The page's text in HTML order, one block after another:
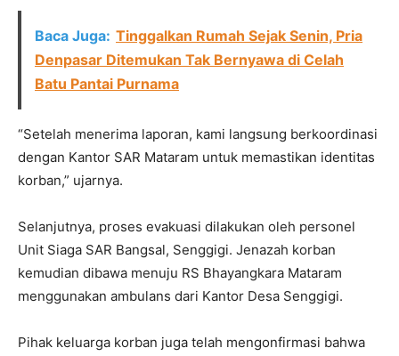
Baca Juga: Tinggalkan Rumah Sejak Senin, Pria
Denpasar Ditemukan Tak Bernyawa di Celah
Batu Pantai Purnama
“Setelah menerima laporan, kami langsung berkoordinasi
dengan Kantor SAR Mataram untuk memastikan identitas
korban,” ujarnya.
Selanjutnya, proses evakuasi dilakukan oleh personel
Unit Siaga SAR Bangsal, Senggigi. Jenazah korban
kemudian dibawa menuju RS Bhayangkara Mataram
menggunakan ambulans dari Kantor Desa Senggigi.
Pihak keluarga korban juga telah mengonfirmasi bahwa